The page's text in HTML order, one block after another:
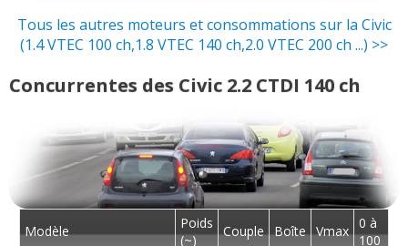
Equipement:14aiment3n'aiment pas
Poids:7n'aiment pas
Eclairage:1aime
Fiabilité:55aiment19n'aiment pas
Service après vente:5aiment16n'aiment
pas
90000 kms, dec( 0 )
05/20
2.2 CTDI 140 ch 104000km
annee2009 modele exe(3 )
16/20
2.2 CTDI 140 ch 2.2 type S 115000
km 2009(0
Tous les autres moteurs et consommations sur la Civic
(1.4 VTEC 100 ch,1.8 VTEC 140 ch,2.0 VTEC 200 ch ...) >>
Concurrentes des Civic 2.2 CTDI 140 ch
Modèle
Poids
(~)
Couple Boîte Vmax 0 à
100